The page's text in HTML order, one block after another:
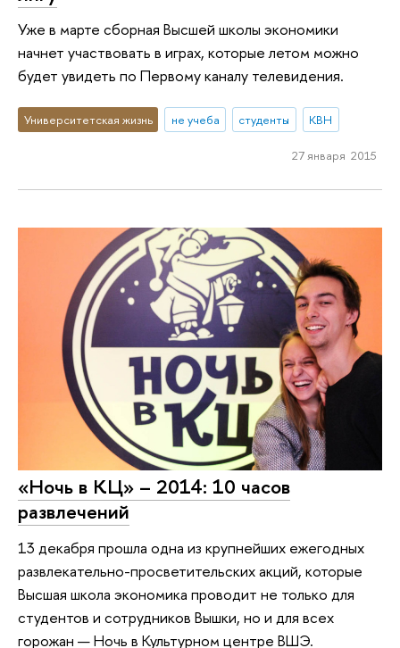
Уже в марте сборная Высшей школы экономики
начнет участвовать в играх, которые летом можно
будет увидеть по Первому каналу телевидения.
Университетская жизнь не учеба студенты КВН
27 января 2015
«Ночь в КЦ» – 2014: 10 часов
развлечений
13 декабря прошла одна из крупнейших ежегодных
развлекательно-просветительских акций, которые
Высшая школа экономика проводит не только для
студентов и сотрудников Вышки, но и для всех
горожан — Ночь в Культурном центре ВШЭ.